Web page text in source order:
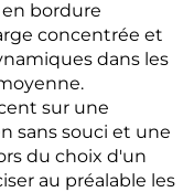
bordure
concentrée et
dans les
sur une
sans souci et une
du choix d'un
au préalable les